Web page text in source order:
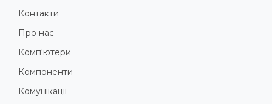
Контакти
Про нас
Комп'ютери
Компоненти
Комунікації